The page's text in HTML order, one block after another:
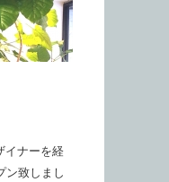
イナーを経
ン致しまし